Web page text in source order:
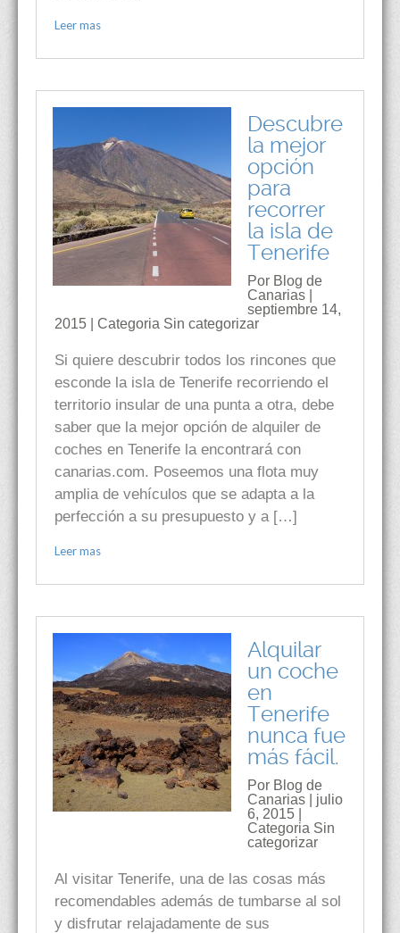
Leer mas
Descubre
la mejor
opción
para
recorrer
la isla de
Tenerife
Por Blog de
Canarias |
septiembre 14,
2015 | Categoria Sin categorizar
Si quiere descubrir todos los rincones que
esconde la isla de Tenerife recorriendo el
territorio insular de una punta a otra, debe
saber que la mejor opción de alquiler de
coches en Tenerife la encontrará con
canarias.com. Poseemos una flota muy
amplia de vehículos que se adapta a la
perfección a su presupuesto y a […]
Leer mas
Alquilar
un coche
en
Tenerife
nunca fue
más fácil.
Por Blog de
Canarias | julio
6, 2015 |
Categoria Sin
categorizar
Al visitar Tenerife, una de las cosas más
recomendables además de tumbarse al sol
y disfrutar relajadamente de sus